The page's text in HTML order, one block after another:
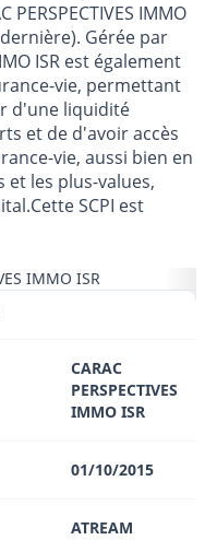
IMMO
Gérée par
ISR est également
vie, permettant
d'une liquidité
et de d'avoir accès
vie, aussi bien en
les plus-values,
SCPI est
IMMO ISR
CARAC
PERSPECTIVES
IMMO ISR
01/10/2015
ATREAM